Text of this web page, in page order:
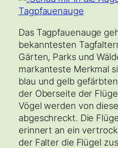
Das Tagpfauenauge
bekanntesten
Gärten, Parks und
markanteste Merkmal
blau und gelb
der Oberseite der
Vögel werden von
abgeschreckt. Die
erinnert an ein
der Falter die Flügel